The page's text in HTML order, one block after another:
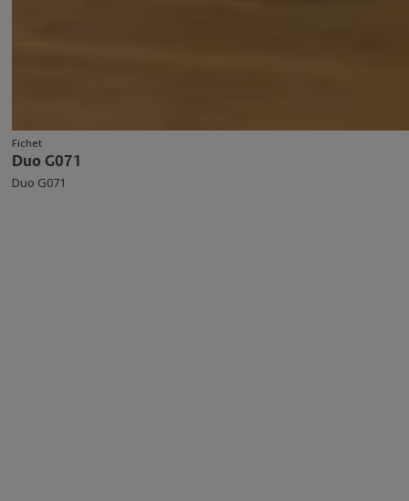
Fichet
Duo G071
Duo G071